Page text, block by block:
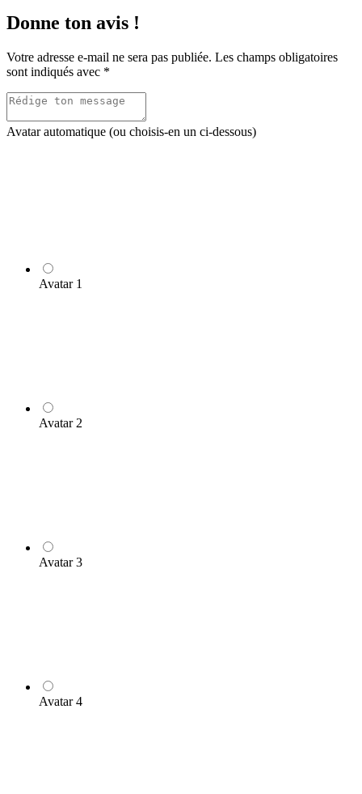
Donne ton avis !
Votre adresse e-mail ne sera pas publiée. Les champs obligatoires
sont indiqués avec *
Avatar automatique (ou choisis-en un ci-dessous)
Avatar 1
Avatar 2
Avatar 3
Avatar 4